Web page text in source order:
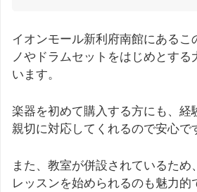
イオンモール新利府南館にあるこ
ノやドラムセットをはじめとする
います。
楽器を初めて購入する方にも、経
親切に対応してくれるので安心で
また、教室が併設されているため
レッスンを始められるのも魅力的